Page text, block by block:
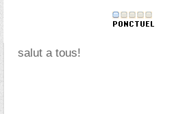
salut a tous!